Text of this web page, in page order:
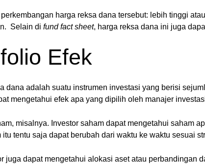
perkembangan harga reksa dana tersebut: lebih tinggi
Selain di fund fact sheet, harga reksa dana ini juga
Efek
dana adalah suatu instrumen investasi yang berisi
mengetahui efek apa yang dipilih oleh manajer
misalnya. Investor saham dapat mengetahui saham
itu tentu saja dapat berubah dari waktu ke waktu sesuai
juga dapat mengetahui alokasi aset atau perbandingan